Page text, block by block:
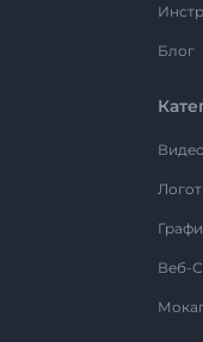
Блог
Видео
Веб-